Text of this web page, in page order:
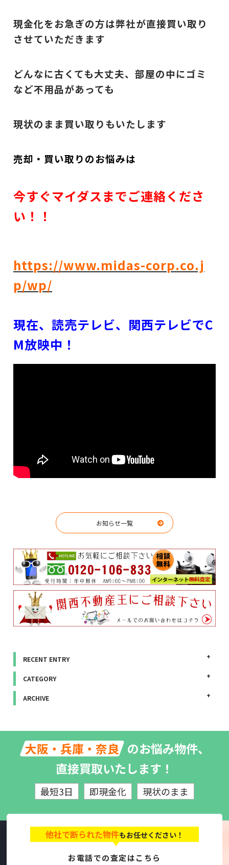
現金化をお急ぎの方は弊社が直接買い取り
させていただきます
どんなに古くても大丈夫、部屋の中にゴミ
など不用品があっても
現状のまま買い取りもいたします
売却・買い取りのお悩みは
今すぐマイダスまでご連絡くださ
い！！
https://www.midas-corp.co.j
p/wp/
現在、読売テレビ、関西テレビでC
M放映中！
お知らせ一覧
RECENT ENTRY
CATEGORY
ARCHIVE
大阪・兵庫・奈良 のお悩み物件、
直接買取いたします！
最短3日 即現金化 現状のまま
他社で断られた物件もお任せください！
お電話での査定はこちら